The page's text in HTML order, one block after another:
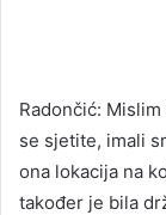
Radončić:
se sjetite, imali
ona lokacija na
također je bila